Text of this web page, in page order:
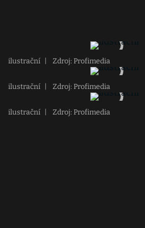
ilustrační Zdroj: Profimedia
ilustrační Zdroj: Profimedia
ilustrační Zdroj: Profimedia